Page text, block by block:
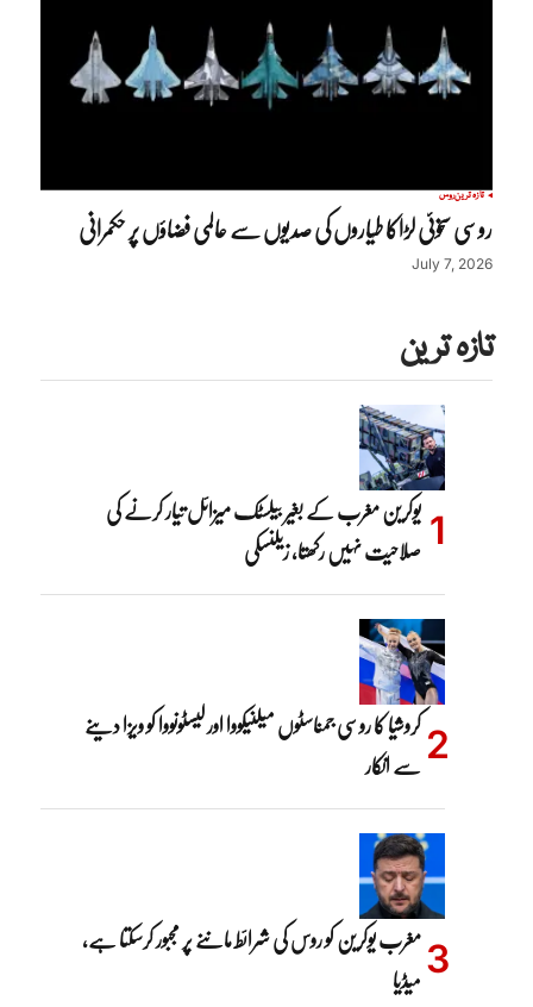
تازہ ترینروس
روسی سخوئی لڑاکا طیاروں کی صدیوں سے عالمی فضاؤں پر حکمرانی
July 7, 2026
تازہ ترین
یوکرین مغرب کے بغیر بیلسٹک میزائل تیار کرنے کی
صلاحیت نہیں رکھتا، زیلنسکی
کروشیا کا روسی جمناسٹوں میلنیکووا اور لیسٹونووا کو ویزا دینے
سے انکار
مغرب یوکرین کو روس کی شرائط ماننے پر مجبور کرسکتا ہے،
میڈیا